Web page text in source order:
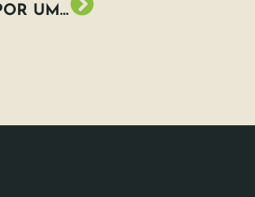
LÁPIS ECOLÓGICO PLANTA SEMENTES POR UM MUNDO SUSTENTÁVEL